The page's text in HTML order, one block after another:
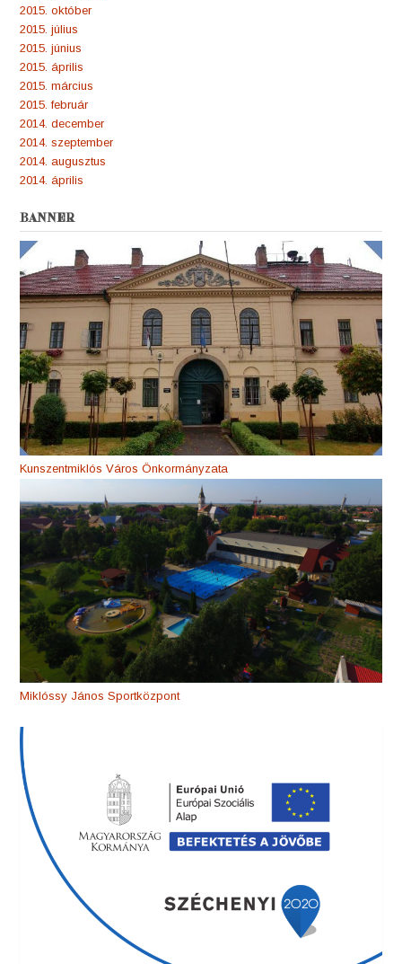
2015. október
2015. július
2015. június
2015. április
2015. március
2015. február
2014. december
2014. szeptember
2014. augusztus
2014. április
BANNER
Kunszentmiklós Város Önkormányzata
Miklóssy János Sportközpont